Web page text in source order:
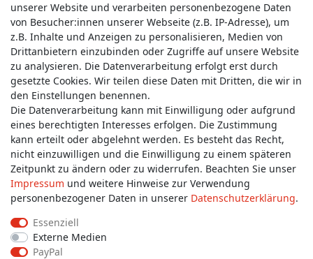
Service & Kontakt
Wünschen Sie einen Rückruf?
service@allmyclothes.de
Schreiben Sie uns:
service@allmyclothes.de
Impressum
unserer Website und verarbeiten personenbezogene Daten
von Besucher:innen unserer Webseite (z.B. IP-Adresse), um
z.B. Inhalte und Anzeigen zu personalisieren, Medien von
Drittanbietern einzubinden oder Zugriffe auf unsere Website
zu analysieren. Die Datenverarbeitung erfolgt erst durch
gesetzte Cookies. Wir teilen diese Daten mit Dritten, die wir in
den Einstellungen benennen.
Die Datenverarbeitung kann mit Einwilligung oder aufgrund
eines berechtigten Interesses erfolgen. Die Zustimmung
kann erteilt oder abgelehnt werden. Es besteht das Recht,
nicht einzuwilligen und die Einwilligung zu einem späteren
Zeitpunkt zu ändern oder zu widerrufen. Beachten Sie unser
Impressum und weitere Hinweise zur Verwendung
personenbezogener Daten in unserer Daten­schutz­erklärung.
Essenziell
Externe Medien
PayPal